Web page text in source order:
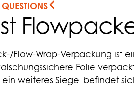
Flow-Wrap-Verpackung ist
Folie
weiteres Siegel befindet